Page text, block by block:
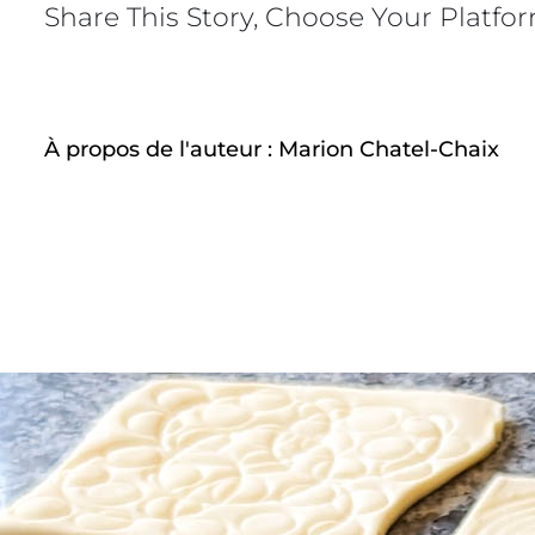
LHIL
2
Share This Story, Choose Your
À propos de l'auteur : Marion Chatel-Chaix